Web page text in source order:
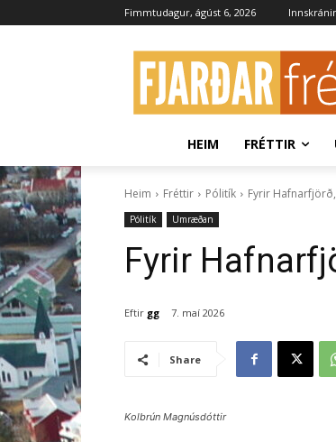
Fimmtudagur, ágúst 6, 2026
HEIM FRÉTTIR
Heim Fréttir Pólitík Fyrir
Pólitík Umræðan
Fyrir
Eftir gg 7. maí 2026
Share
Kolbrún Magnúsdóttir